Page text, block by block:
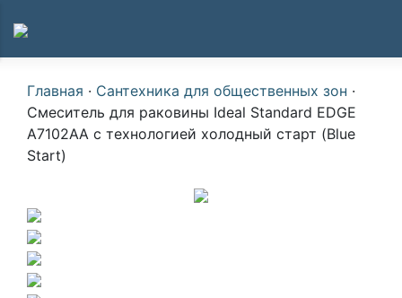
Главная · Сантехника для общественных зон ·
Смеситель для раковины Ideal Standard EDGE
A7102AA с технологией холодный старт (Blue
Start)